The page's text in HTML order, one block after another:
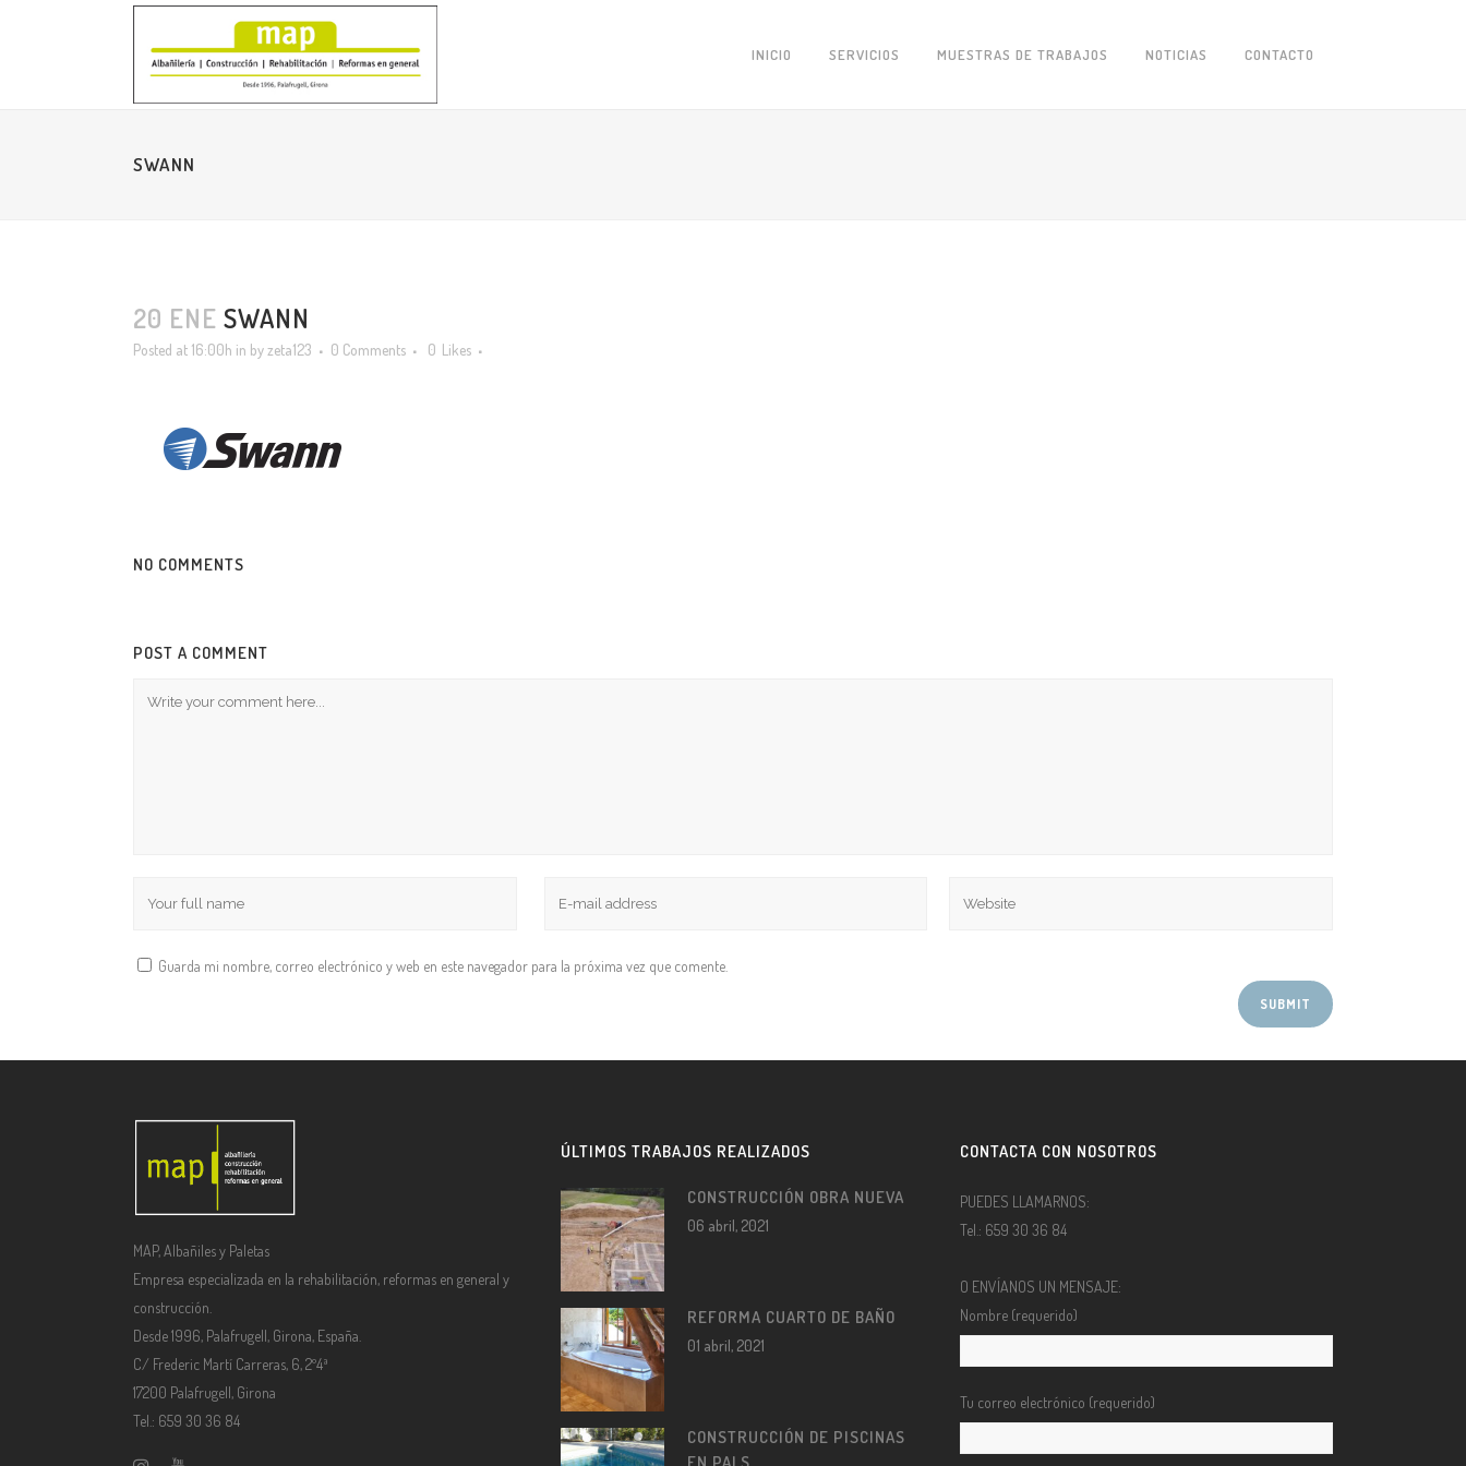
INICIO SERVICIOS MUESTRAS DE TRABAJOS NOTICIAS CONTACTO
SWANN
20 ENE SWANN
Posted at 16:00h in byzeta123 0 Comments 0 Likes
NO COMMENTS
POST A COMMENT
Guarda mi nombre, correo electrónico y web en este navegador para la próxima vez que comente.
MAP, Albañiles y Paletas
Empresa especializada en la rehabilitación, reformas en general y
construcción.
Desde 1996, Palafrugell, Girona, España.
C/ Frederic Martí Carreras, 6, 2º4ª
17200 Palafrugell, Girona
Tel.: 659 30 36 84
ÚLTIMOS TRABAJOS REALIZADOS
CONSTRUCCIÓN OBRA NUEVA
06 abril, 2021
REFORMA CUARTO DE BAÑO
01 abril, 2021
CONSTRUCCIÓN DE PISCINAS
CONTACTA CON NOSOTROS
PUEDES LLAMARNOS:
Tel.: 659 30 36 84
O ENVÍANOS UN MENSAJE:
Nombre (requerido)
Tu correo electrónico (requerido)